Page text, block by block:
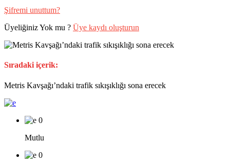
Şifremi unuttum?
Üyeliğiniz Yok mu ? Üye kaydı oluşturun
Sıradaki içerik:
Metris Kavşağı’ndaki trafik sıkışıklığı sona erecek
0
Mutlu
0